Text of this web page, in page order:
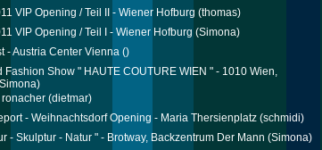
VIP Opening / Teil II - Wiener Hofburg (thomas)
VIP Opening / Teil I - Wiener Hofburg (Simona)
- Austria Center Vienna ()
Fashion Show " HAUTE COUTURE WIEN " - 1010 Wien,
(dietmar)
- Weihnachtsdorf Opening - Maria Thersienplatz (schmidi)
- Skulptur - Natur " - Brotway, Backzentrum Der Mann (Simona)